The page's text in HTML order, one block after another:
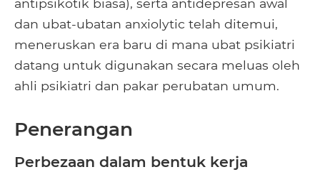
antipsikotik biasa), serta antidepresan awal
dan ubat-ubatan anxiolytic telah ditemui,
meneruskan era baru di mana ubat psikiatri
datang untuk digunakan secara meluas oleh
ahli psikiatri dan pakar perubatan umum.
Penerangan
Perbezaan dalam bentuk kerja